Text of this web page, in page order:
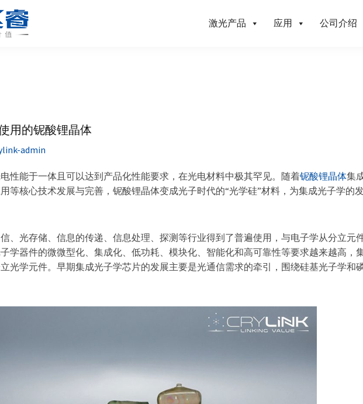
激光产品 应用 公司介绍
用的铌酸锂晶体
admin
性能于一体且可以达到产品化性能要求，在光电材料中极其罕见。随着铌酸锂晶体集
等核心技术发展与完善，铌酸锂晶体变成光子时代的“光学硅”材料，为集成光子学的
、光存储、信息的传递、信息处理、探测等行业得到了普遍使用，与电子学从分立元
学器件的微微型化、集成化、低功耗、模块化、智能化和高可靠性等要求越来越高，
光学元件。早期集成光子学芯片的发展主要是光通信需求的牵引，围绕硅基光子学和